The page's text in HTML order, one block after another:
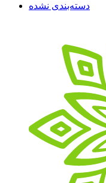
دسته‌بندی نشده